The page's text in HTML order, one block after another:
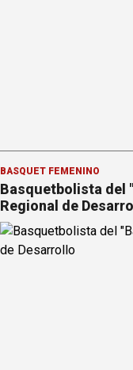
BÁSQUET FEMENINO
Basquetbolista del
Regional de